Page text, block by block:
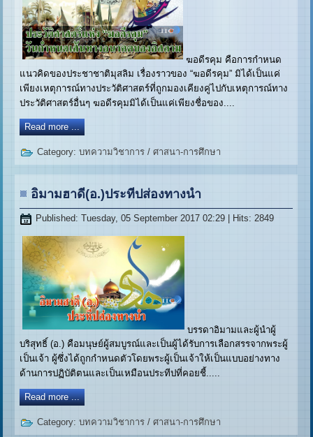
ฆอดีรคุม คือการกำหนด
แนวคิดของประชาชาติมุสลิม เรื่องราวของ “ฆอดีรคุม” มิได้เป็นแค่
เพียงเหตุการณ์ทางประวัติศาสตร์ที่ถูกมองเคียงคู่ไปกับเหตุการณ์ทาง
ประวัติศาสตร์อื่นๆ ฆอดีรคุมมิได้เป็นแค่เพียงชื่อของ....
Read more ...
Category:บทความวิชาการ /ศาสนา-การศึกษา
อิมามฮาดี(อ.)ประทีปส่องทางนำ
Published: Tuesday, 05 September 2017 02:29 | Hits: 2849
บรรดาอิมามและผู้นำผู้
บริสุทธิ์ (อ.) คือมนุษย์ผู้สมบูรณ์และเป็นผู้ได้รับการเลือกสรรจากพระผู้
เป็นเจ้า ผู้ซึ่งได้ถูกกำหนดตัวโดยพระผู้เป็นเจ้าให้เป็นแบบอย่างทาง
ด้านการปฏิบัติตนและเป็นเหมือนประทีปที่คอยชี้.....
Read more ...
Category:บทความวิชาการ /ศาสนา-การศึกษา